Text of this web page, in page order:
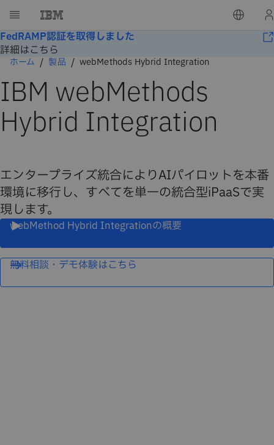
FedRAMP認証を取得しました
詳細はこちら
ホーム 製品 webMethods Hybrid Integration
IBM webMethods
Hybrid Integration
エンタープライズ統合によりAIパイロットを本番
環境に移行し、すべてを単一の統合型iPaaSで実
現します。
webMethod Hybrid Integrationの概要
無料相談・デモ体験はこちら